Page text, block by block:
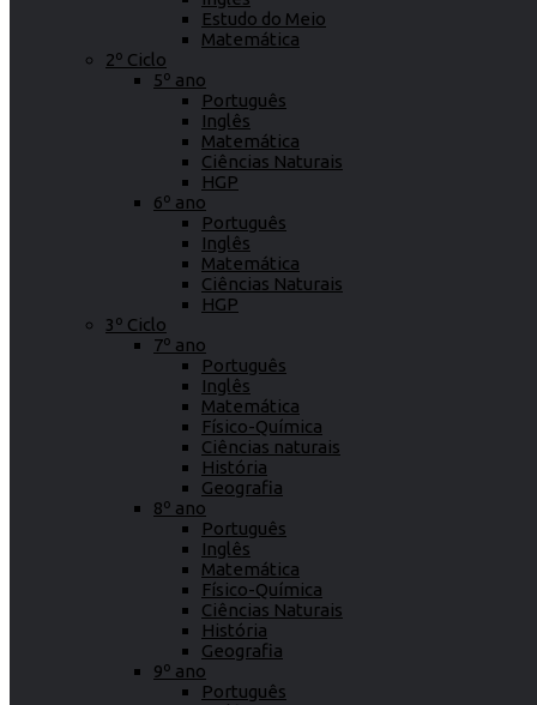
Estudo do Meio
Matemática
2º Ciclo
5º ano
Português
Inglês
Matemática
Ciências Naturais
HGP
6º ano
Português
Inglês
Matemática
Ciências Naturais
HGP
3º Ciclo
7º ano
Português
Inglês
Matemática
Físico-Química
Ciências naturais
História
Geografia
8º ano
Português
Inglês
Matemática
Físico-Química
Ciências Naturais
História
Geografia
9º ano
Português